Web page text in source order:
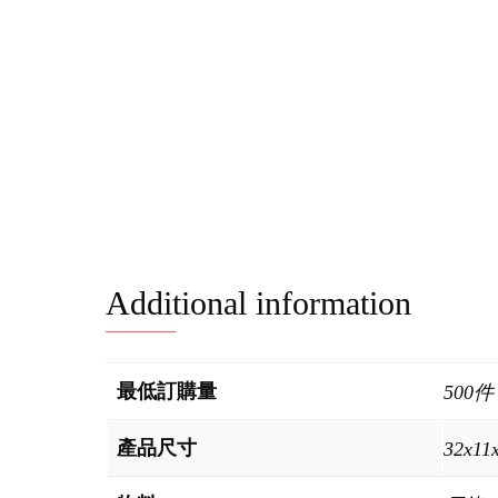
Additional information
最低訂購量 500件
產品尺寸